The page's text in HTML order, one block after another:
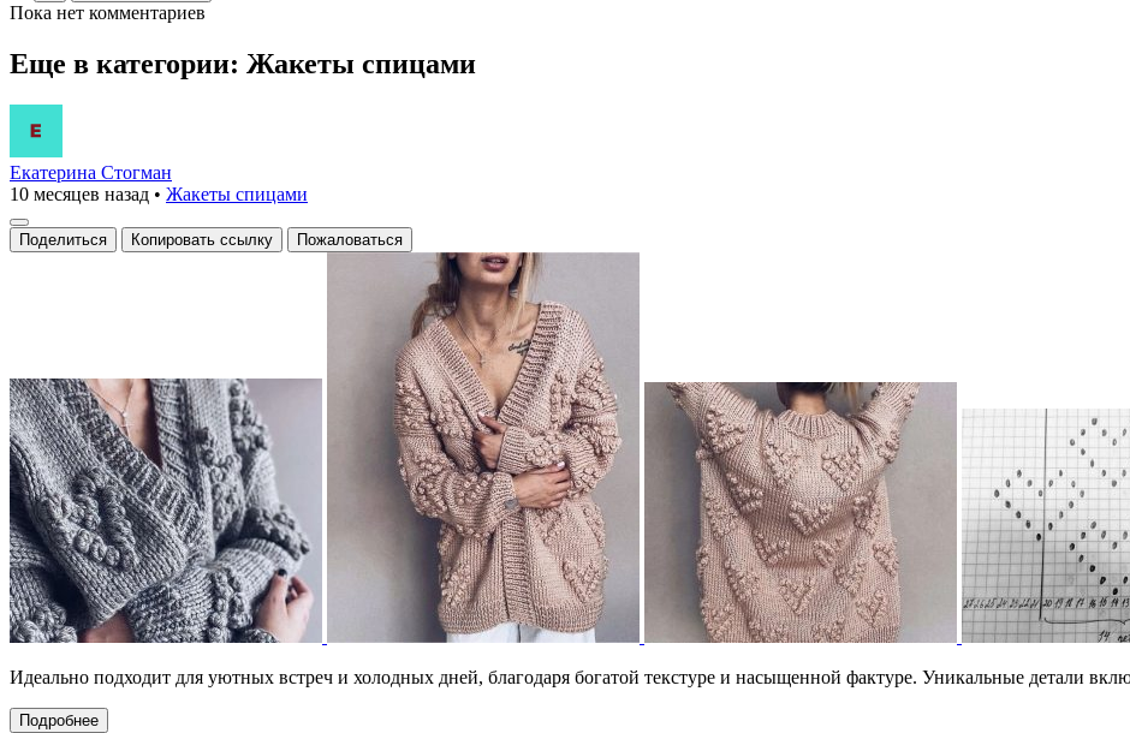
Пока нет комментариев
Еще в категории: Жакеты спицами
Екатерина Стогман
10 месяцев назад • Жакеты спицами
Поделиться Копировать ссылку Пожаловаться
Идеально подходит для уютных встреч и холодных дней, благодаря богатой текстуре и насыщенной фактуре. Уникальные детали
Подробнее